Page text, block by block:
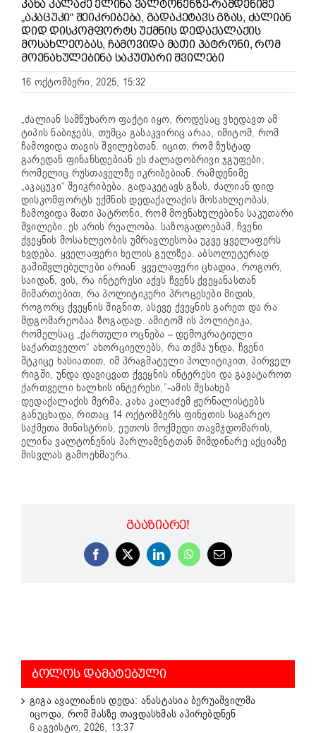
ᲙᲐᲮᲐ ᲙᲐᲚᲐᲫᲔ ᲔᲚᲘᲜᲐ ᲕᲐᲚᲢᲝᲜᲔᲜᲖᲔ-ᲠᲐᲛᲓᲔᲜᲘᲛᲔ
„ᲐᲙᲐᲪᲣᲙᲘ“ ᲨᲔᲘᲙᲠᲘᲑᲔᲑᲐ, ᲒᲐᲓᲐᲙᲔᲢᲐᲕᲡ ᲒᲖᲐᲡ, ᲫᲐᲚᲘᲐᲜ
ᲓᲘᲓ ᲓᲘᲡᲙᲝᲛᲤᲝᲠᲢᲡ ᲣᲥᲛᲜᲘᲡ ᲓᲔᲓᲐᲥᲐᲚᲐᲥᲘᲡ
ᲛᲝᲡᲐᲮᲚᲔᲝᲑᲐᲡ, ᲩᲐᲛᲝᲕᲘᲓᲐ ᲛᲐᲗᲘ ᲞᲐᲢᲠᲝᲜᲘ, ᲠᲝᲛ
ᲛᲝᲔᲜᲐᲮᲣᲚᲔᲑᲘᲜᲐ ᲡᲐᲙᲣᲗᲐᲠᲘ ᲨᲕᲘᲚᲔᲑᲘ
16 ოქტომბერი, 2025, 15:32
„ძალიან სამწუხარო ფაქტი იყო, როდესაც ვხედავთ ამ
ტიპის ნაბიჯებს, თუმცა გასაკვირიც არაა, იმიტომ, რომ
ჩამოვიდა თავის შვილებთან. იცით, რომ ზუსტად
გარედან ფინანსდებიან ეს ძალადობრივი ჯგუფები,
რომელიც რუსთაველზე იკრიბებიან. რამდენიმე
„აკაცუკი“ შეიკრიბება, გადაკეტავს გზას, ძალიან დიდ
დისკომფორტს უქმნის დედაქალაქის მოსახლეობას,
ჩამოვიდა მათი პატრონი, რომ მოენახულებინა საკუთარი
შვილები. ეს არის რეალობა. საზოგადოებამ, ჩვენი
ქვეყნის მოსახლეობის უმრავლესობა უკვე ყველაფერს
ხვდება. ყველაფერი ხელის გულზეა. აბსოლუტურად
გაშიშვლებულები არიან. ყველაფერი ცხადია, როგორ,
საიდან, ვის, რა ინტერესი აქვს ჩვენს ქვეყანასთან
მიმართებით, რა პოლიტიკური პროცესები მიდის,
როგორც ქვეყნის შიგნით, ასევე ქვეყნის გარეთ და რა
მდგომარეობაა ზოგადად. ამიტომ ის პოლიტიკა,
რომელსაც „ქართული ოცნება – დემოკრატიული
საქართველო“ ახორციელებს, რა თქმა უნდა, ჩვენი
მტკიცე ხასიათით, იმ პრაგმატული პოლიტიკით, პირველ
რიგში, უნდა დავიცვათ ქვეყნის ინტერესი და გავატაროთ
ქართველი ხალხის ინტერესი,”-ამის შესახებ
დედაქალაქის მერმა, კახა კალაძემ ჟურნალისტებს
განუცხადა, რითაც 14 ოქტომბერს ფინეთის საგარეო
საქმეთა მინისტრის, ეუთოს მოქმედი თავმჯდომარის,
ელინა ვალტონენის პარლამენტთან მიმდინარე აქციაზე
მისვლას გამოეხმაურა.
ᲒᲐᲐᲖᲘᲐᲠᲔ!
Facebook
X LinkedInWhatsApp
Email
ᲑᲝᲚᲝᲡ ᲓᲐᲛᲐᲢᲔᲑᲣᲚᲘ
გიგა ავალიანის დედა: ანასტასია ბერუაშვილმა
იცოდა, რომ მასზე თავდასხმას აპირებდნენ
6 აგვისტო, 2026, 13:37